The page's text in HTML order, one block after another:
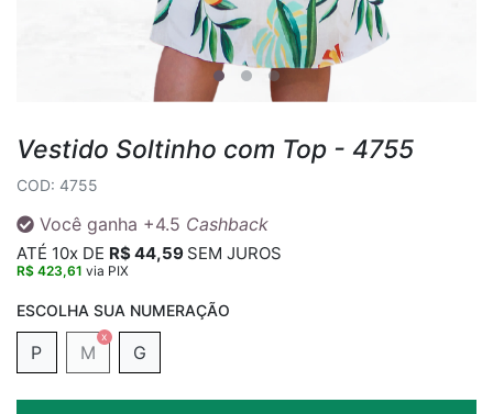
Vestido Soltinho com Top - 4755
COD: 4755
Você ganha +4.5 Cashback
ATÉ 10x DE R$ 44,59 SEM JUROS
R$ 423,61 via PIX
P M G